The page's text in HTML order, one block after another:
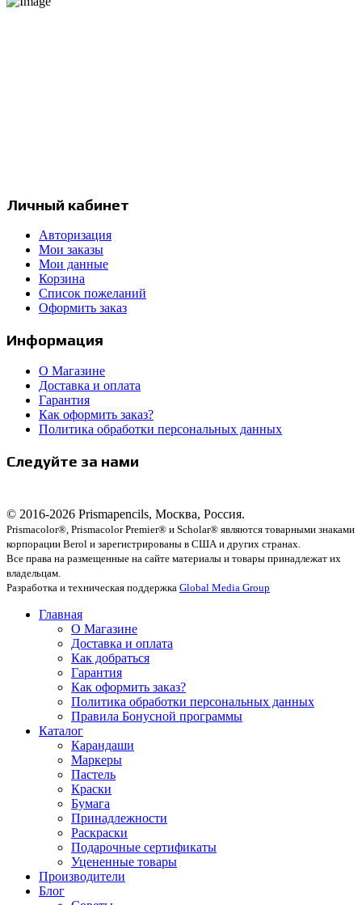
Личный кабинет
Авторизация
Мои заказы
Мои данные
Корзина
Список пожеланий
Оформить заказ
Информация
О Магазине
Доставка и оплата
Гарантия
Как оформить заказ?
Политика обработки персональных данных
Следуйте за нами
© 2016-2026 Prismapencils, Москва, Россия.
Prismacolor®, Prismacolor Premier® и Scholar® являются товарными знаками
корпорации Berol и зарегистрированы в США и других странах.
Все права на размещенные на сайте материалы и товары принадлежат их
владельцам.
Разработка и техническая поддержка Global Media Group
Главная
О Магазине
Доставка и оплата
Как добраться
Гарантия
Как оформить заказ?
Политика обработки персональных данных
Правила Бонусной программы
Каталог
Карандаши
Маркеры
Пастель
Краски
Бумага
Принадлежности
Раскраски
Подарочные сертификаты
Уцененные товары
Производители
Блог